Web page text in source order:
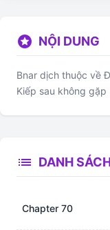
stars NỘI DUNG
Bnar dịch thuộc về
Kiếp sau không gặp
list DANH
Chapter 70